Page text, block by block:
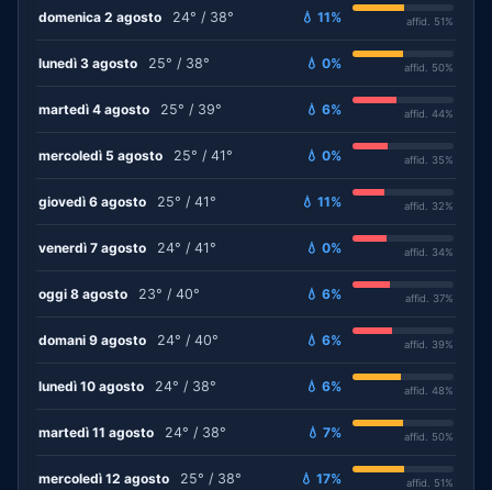
domenica 2 agosto 24° / 38° 💧 11% affid. 51%
lunedì 3 agosto 25° / 38° 💧 0% affid. 50%
martedì 4 agosto 25° / 39° 💧 6% affid. 44%
mercoledì 5 agosto 25° / 41° 💧 0% affid. 35%
giovedì 6 agosto 25° / 41° 💧 11% affid. 32%
venerdì 7 agosto 24° / 41° 💧 0% affid. 34%
oggi 8 agosto 23° / 40° 💧 6% affid. 37%
domani 9 agosto 24° / 40° 💧 6% affid. 39%
lunedì 10 agosto 24° / 38° 💧 6% affid. 48%
martedì 11 agosto 24° / 38° 💧 7% affid. 50%
mercoledì 12 agosto 25° / 38° 💧 17% affid. 51%